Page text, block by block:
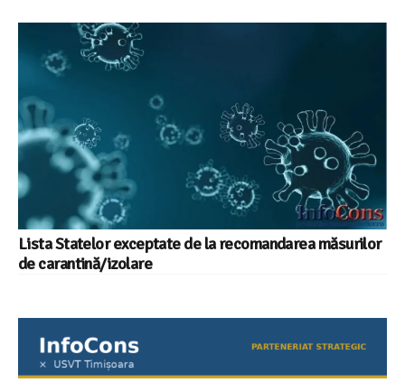
Lista Statelor exceptate de la recomandarea măsurilor
de carantină/izolare